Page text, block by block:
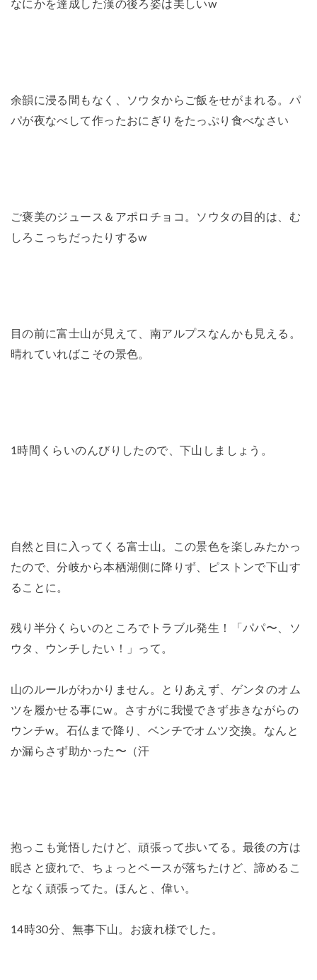
なにかを達成した漢の後ろ姿は美しいw
余韻に浸る間もなく、ソウタからご飯をせがまれる。パ
パが夜なべして作ったおにぎりをたっぷり食べなさい
ご褒美のジュース＆アポロチョコ。ソウタの目的は、む
しろこっちだったりするw
目の前に富士山が見えて、南アルプスなんかも見える。
晴れていればこその景色。
1時間くらいのんびりしたので、下山しましょう。
自然と目に入ってくる富士山。この景色を楽しみたかっ
たので、分岐から本栖湖側に降りず、ピストンで下山す
ることに。
残り半分くらいのところでトラブル発生！「パパ〜、ソ
ウタ、ウンチしたい！」って。
山のルールがわかりません。とりあえず、ゲンタのオム
ツを履かせる事にw。さすがに我慢できず歩きながらの
ウンチw。石仏まで降り、ベンチでオムツ交換。なんと
か漏らさず助かった〜（汗
抱っこも覚悟したけど、頑張って歩いてる。最後の方は
眠さと疲れで、ちょっとペースが落ちたけど、諦めるこ
となく頑張ってた。ほんと、偉い。
14時30分、無事下山。お疲れ様でした。